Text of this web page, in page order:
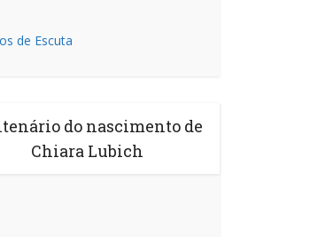
de Escuta
do nascimento de
Chiara Lubich